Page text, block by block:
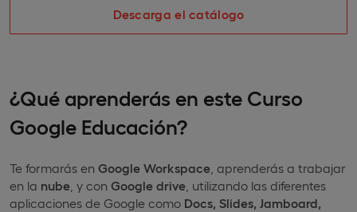
Descarga el catálogo
¿Qué aprenderás en este Curso
Google Educación?
Te formarás en Google Workspace , aprenderás a trabajar
en la nube , y con Google drive , utilizando las diferentes
aplicaciones de Google como Docs, Slides, Jamboard,